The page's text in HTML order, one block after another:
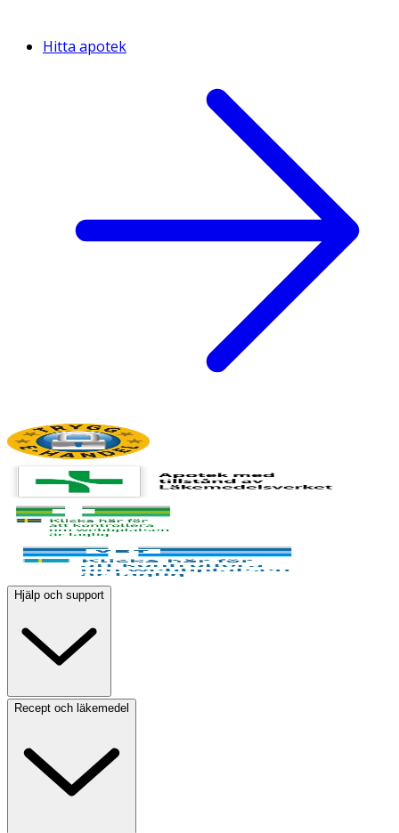
Hitta apotek
Hjälp och support
Recept och läkemedel